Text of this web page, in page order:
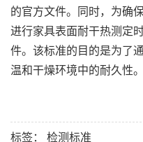
的官方文件。同时，为确
进行家具表面耐干热测定
件。该标准的目的是为了
温和干燥环境中的耐久性。
标签： 检测标准